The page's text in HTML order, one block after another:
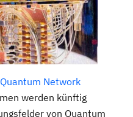
Network
werden künftig
von Quantum